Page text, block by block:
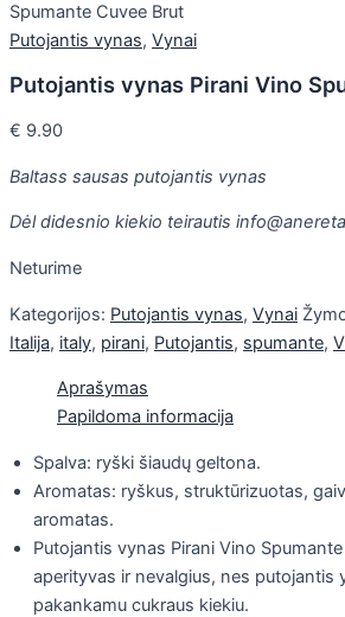
Spumante Cuvee Brut
Putojantis vynas, Vynai
Putojantis vynas Pirani Vino
€ 9.90
Baltass sausas putojantis vynas
Dėl didesnio kiekio teirautis
Neturime
Kategorijos: Putojantis vynas, Vynai
Italija, italy, pirani, Putojantis, spumante,
Aprašymas
Papildoma informacija
Spalva: ryški šiaudų geltona.
Aromatas: ryškus, struktūrizuotas,
aromatas.
Putojantis vynas Pirani Vino
aperityvas ir nevalgius, nes putojantis
pakankamu cukraus kiekiu.